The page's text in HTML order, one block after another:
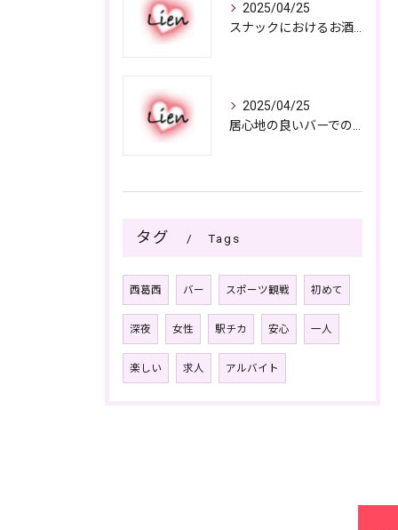
2025/04/25
2025/04/25
タグ Tags
西葛西 バー スポーツ観戦 初めて
深夜 女性 駅チカ 安心 一人
楽しい 求人 アルバイト